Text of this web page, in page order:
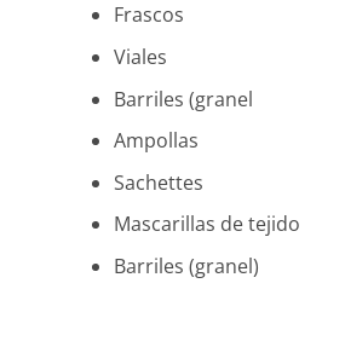
Frascos
Viales
Barriles (granel
Ampollas
Sachettes
Mascarillas de tejido
Barriles (granel)